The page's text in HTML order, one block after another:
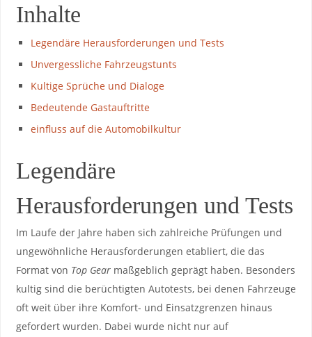
Inhalte
Legendäre⁢ Herausforderungen und ⁤Tests
Unvergessliche Fahrzeugstunts
Kultige⁣ Sprüche und Dialoge
Bedeutende Gastauftritte
einfluss auf die Automobilkultur
Legendäre
Herausforderungen und Tests
Im Laufe der ​Jahre haben sich zahlreiche Prüfungen⁣ und
ungewöhnliche Herausforderungen etabliert, die das
Format von Top Gear⁣maßgeblich geprägt haben. Besonders
kultig sind die berüchtigten Autotests, bei denen Fahrzeuge
oft⁢ weit über‌ ihre ⁤Komfort- und ⁣Einsatzgrenzen hinaus⁢
gefordert wurden. Dabei wurde ⁣nicht‌ nur⁣ auf